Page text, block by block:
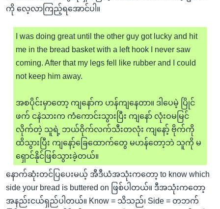
ကို လေ့လာကြည့်ရအောင်ပါ။
I was doing great until the other guy got lucky and hit
me in the bread basket with a left hook I never saw
coming. After that my legs fell like rubber and I could
not keep him away.
အစပိုင်းမှာတော့ ကျနော်က ဟန်ကျနေတာ။ ဒါပေမဲ့ ပြိုင်
ဖက် ငနဲသားက ကံကောင်းသွားပြီး ကျနော် လုံးဝမမြင်
လိုက်တဲ့ သူရဲ့ ဘယ်ဝိုက်လက်သီးတလုံး ကျနော့် ဗိုက်ကို
ထိသွားပြီး ကျနော့်ခြေထောက်တွေ မဟန်တော့ဘဲ သူကို မ
ရှောင်နိုင်ဖြစ်သွားခဲ့တယ်။
နောက်ဆုံးတင်ပြပေးမယ့် အီဒီယံအသုံးကတော့ to know which
side your bread is buttered on ဖြစ်ပါတယ်။ ဒီအသုံးကတော့
အနည်းငယ်ရှည်ပါတယ်။ Know = သိသည်၊ Side = တဘက်